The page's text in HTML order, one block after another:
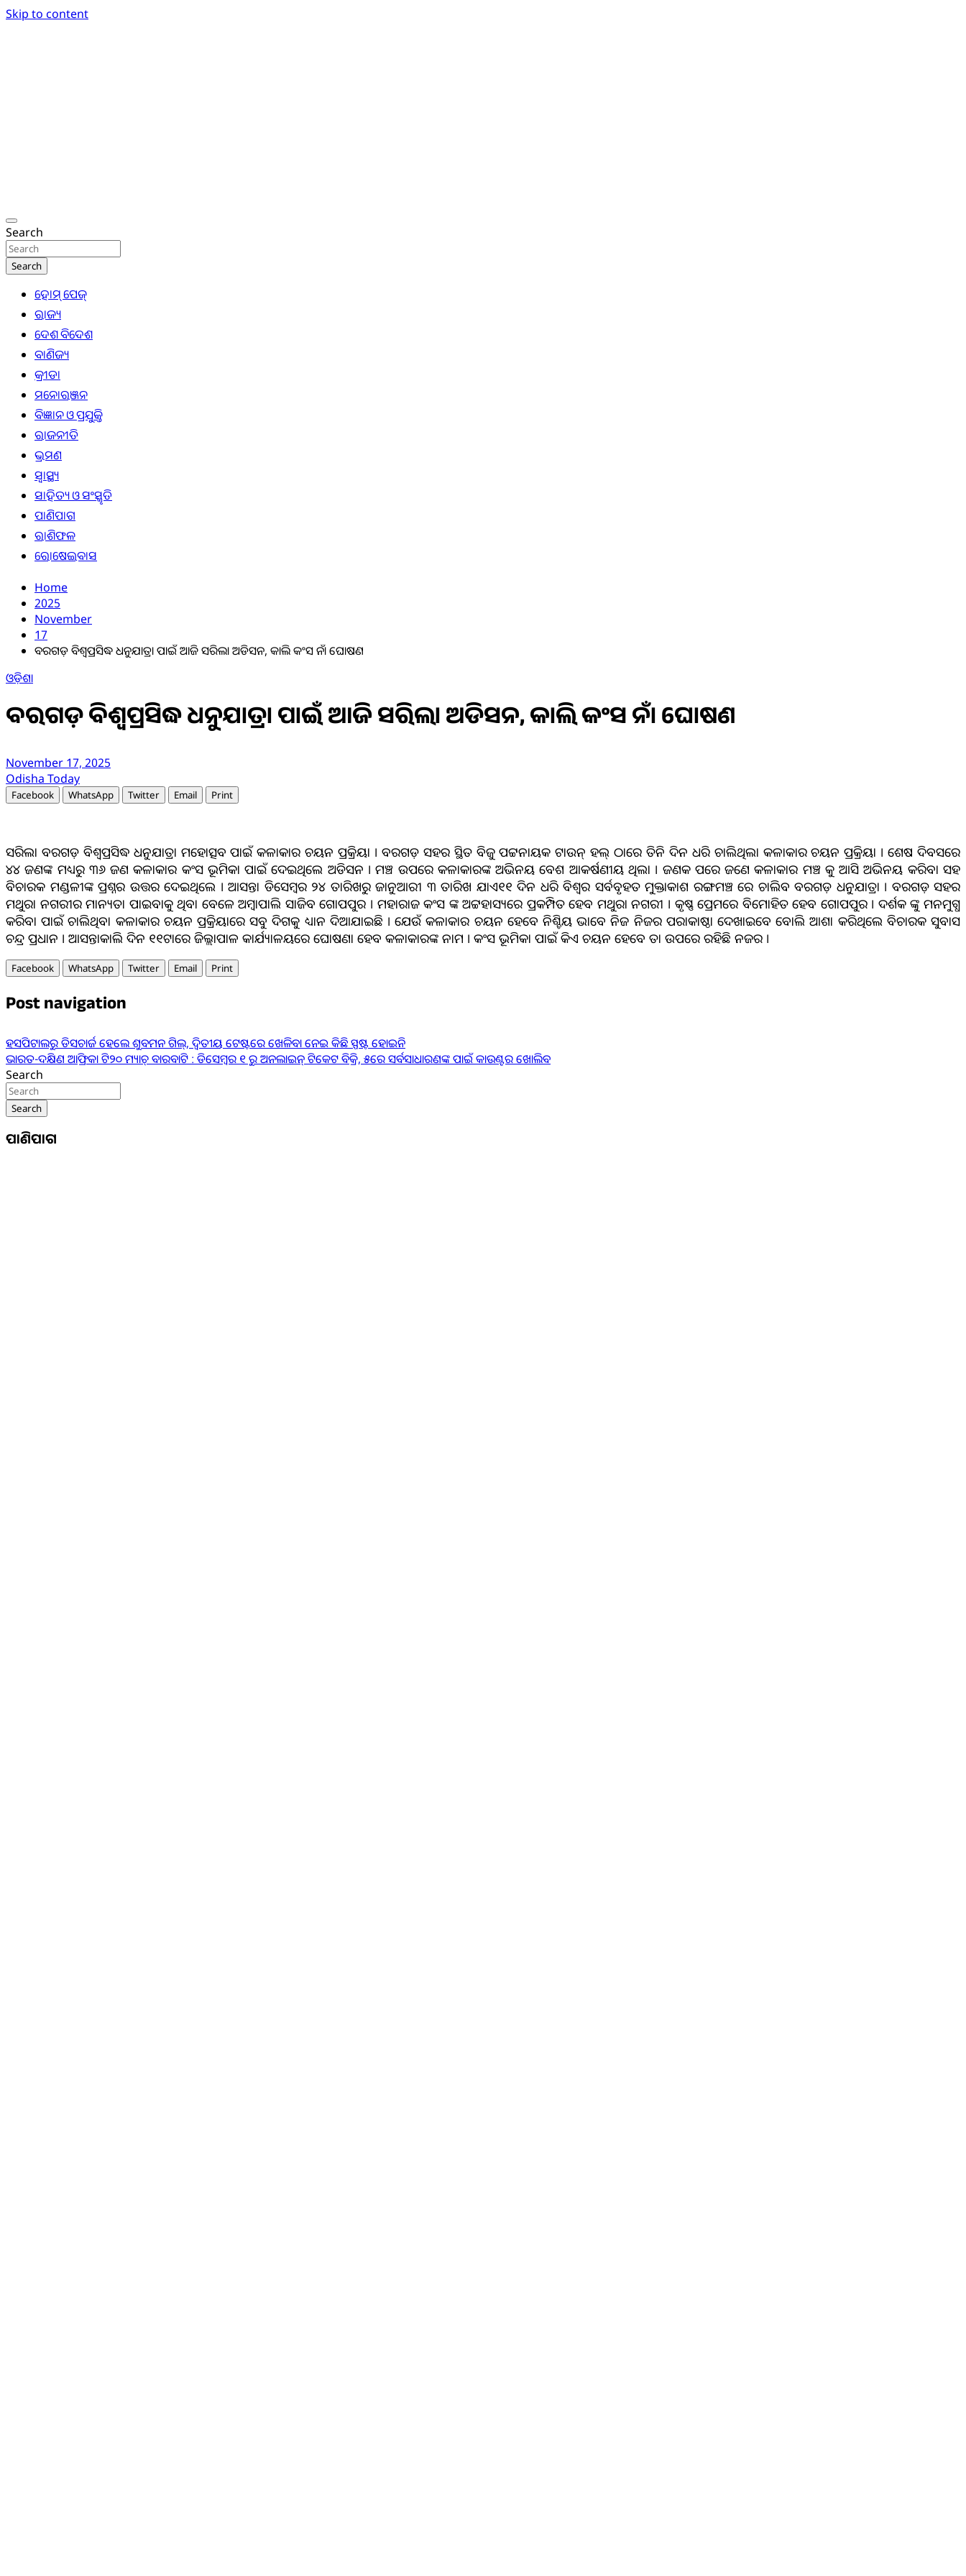
Skip to content
Search
Search
ହୋମ୍ ପେଜ୍
ରାଜ୍ୟ
ଦେଶ ବିଦେଶ
ବାଣିଜ୍ୟ
କ୍ରୀଡା
ମନୋରଞ୍ଜନ
ବିଜ୍ଞାନ ଓ ପ୍ରଯୁକ୍ତି
ରାଜନୀତି
ଭ୍ରମଣ
ସ୍ୱାସ୍ଥ୍ୟ
ସାହିତ୍ୟ ଓ ସଂସ୍କୃତି
ପାଣିପାଗ
ରାଶିଫଳ
ରୋଷେଇବାସ
Home
2025
November
17
ବରଗଡ଼ ବିଶ୍ବପ୍ରସିଦ୍ଧ ଧନୁଯାତ୍ରା ପାଇଁ ଆଜି ସରିଲା ଅଡିସନ, କାଲି କଂସ ନାଁ ଘୋଷଣ
ଓଡ଼ିଶା
ବରଗଡ଼ ବିଶ୍ବପ୍ରସିଦ୍ଧ ଧନୁଯାତ୍ରା ପାଇଁ ଆଜି ସରିଲା ଅଡିସନ, କାଲି କଂସ ନାଁ ଘୋଷଣ
November 17, 2025
Odisha Today
Facebook WhatsApp Twitter Email Print
ସରିଲା ବରଗଡ଼ ବିଶ୍ବପ୍ରସିଦ୍ଧ ଧନୁଯାତ୍ରା ମହୋତ୍ସବ ପାଇଁ କଳାକାର ଚୟନ ପ୍ରକ୍ରିୟା । ବରଗଡ଼ ସହର ସ୍ଥିତ ବିଜୁ ପଟ୍ଟନାୟକ ଟାଉନ୍ ହଲ୍ ଠାରେ ତିନି ଦିନ ଧରି ଚାଲିଥିଲା କଳାକାର ଚୟନ ପ୍ରକ୍ରିୟା । ଶେଷ ଦିବସରେ
୪୪ ଜଣଙ୍କ ମଧ୍ୟରୁ ୩୬ ଜଣ କଳାକାର କଂସ ଭୂମିକା ପାଇଁ ଦେଇଥିଲେ ଅଡିସନ । ମଞ୍ଚ ଉପରେ କଳାକାରଙ୍କ ଅଭିନୟ ବେଶ ଆକର୍ଷଣୀୟ ଥିଲା । ଜଣକ ପରେ ଜଣେ କଳାକାର ମଞ୍ଚ କୁ ଆସି ଅଭିନୟ କରିବା ସହ
ବିଚାରକ ମଣ୍ଡଳୀଙ୍କ ପ୍ରଶ୍ନର ଉତ୍ତର ଦେଇଥିଲେ । ଆସନ୍ତା ଡିସେମ୍ବର ୨୪ ତାରିଖରୁ ଜାନୁଆରୀ ୩ ତାରିଖ ଯାଏ୧୧ ଦିନ ଧରି ବିଶ୍ଵର ସର୍ବବୃହତ ମୁକ୍ତାକାଶ ରଙ୍ଗମଞ୍ଚ ରେ ଚାଲିବ ବରଗଡ଼ ଧନୁଯାତ୍ରା । ବରଗଡ଼ ସହର
ମଥୁରା ନଗରୀର ମାନ୍ୟତା ପାଇବାକୁ ଥିବା ବେଳେ ଅମ୍ବାପାଲି ସାଜିବ ଗୋପପୁର । ମହାରାଜ କଂସ ଙ୍କ ଅଟ୍ଟହାସ୍ୟରେ ପ୍ରକମ୍ପିତ ହେବ ମଥୁରା ନଗରୀ । କୃଷ୍ଣ ପ୍ରେମରେ ବିମୋହିତ ହେବ ଗୋପପୁର । ଦର୍ଶକ ଙ୍କୁ ମନମୁଗ୍ଧ
କରିବା ପାଇଁ ଚାଲିଥିବା କଳାକାର ଚୟନ ପ୍ରକ୍ରିୟାରେ ସବୁ ଦିଗକୁ ଧ୍ୟାନ ଦିଆଯାଇଛି । ଯେଉଁ କଳାକାର ଚୟନ ହେବେ ନିଶ୍ଚିୟ ଭାବେ ନିଜ ନିଜର ପରାକାଷ୍ଠା ଦେଖାଇବେ ବୋଲି ଆଶା କରିଥିଲେ ବିଚାରକ ସୁବାସ
ଚନ୍ଦ୍ର ପ୍ରଧାନ । ଆସନ୍ତାକାଲି ଦିନ ୧୧ଟାରେ ଜିଲ୍ଲାପାଳ କାର୍ଯ୍ୟାଳୟରେ ଘୋଷଣା ହେବ କଳାକାରଙ୍କ ନାମ । କଂସ ଭୂମିକା ପାଇଁ କିଏ ଚୟନ ହେବେ ତା ଉପରେ ରହିଛି ନଜର ।
Facebook WhatsApp Twitter Email Print
Post navigation
ହସପିଟାଲରୁ ଡିସଚାର୍ଜ ହେଲେ ଶୁବମନ ଗିଲ୍, ଦ୍ବିତୀୟ ଟେଷ୍ଟରେ ଖେଳିବା ନେଇ କିଛି ସ୍ପଷ୍ଟ ହୋଇନି
ଭାରତ-ଦକ୍ଷିଣ ଆଫ୍ରିକା ଟି୨୦ ମ୍ୟାଚ୍ ବାରବାଟି : ଡିସେମ୍ବର ୧ ରୁ ଅନଲାଇନ୍ ଟିକେଟ ବିକ୍ରି, ୫ରେ ସର୍ବସାଧାରଣଙ୍କ ପାଇଁ କାଉଣ୍ଟର ଖୋଲିବ
Search
Search
ପାଣିପାଗ